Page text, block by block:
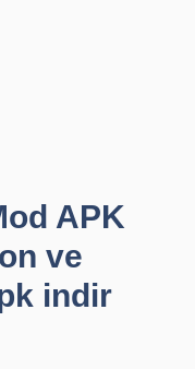
APK
ve
indir